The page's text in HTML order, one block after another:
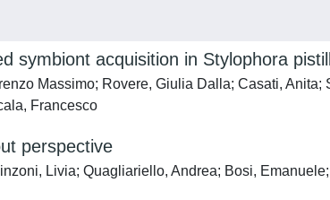
symbiont acquisition in Stylophora
Massimo; Rovere, Giulia Dalla; Casati,
Francesco
perspective
Livia; Quagliariello, Andrea; Bosi,